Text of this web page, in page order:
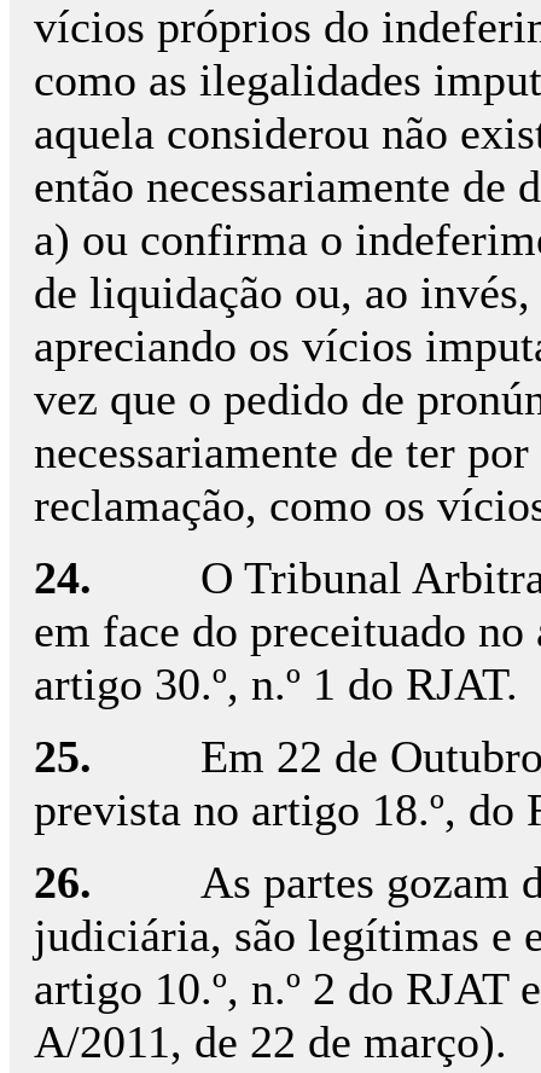
vícios próprios do
como as ilegalidades
aquela considerou não
então necessariamente de
a) ou confirma o
de liquidação ou, ao
apreciando os vícios
vez que o pedido de
necessariamente de ter
reclamação, como os
24. O Tribunal
em face do preceituado
artigo 30.º, n.º 1 do RJAT.
25. Em 22 de
prevista no artigo 18.º, do
26. As partes gozam
judiciária, são legítimas e
artigo 10.º, n.º 2 do RJAT
A/2011, de 22 de março).